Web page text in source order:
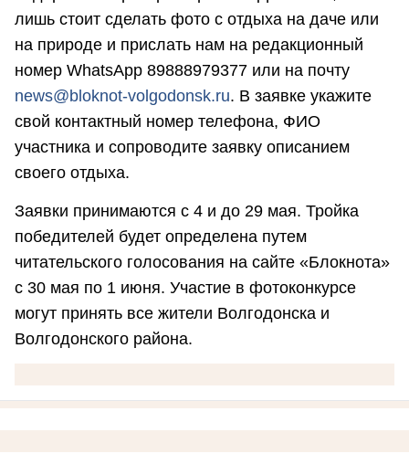
лишь стоит сделать фото с отдыха на даче или
на природе и прислать нам на редакционный
номер WhatsApp 89888979377 или на почту
news@bloknot-volgodonsk.ru. В заявке укажите
свой контактный номер телефона, ФИО
участника и сопроводите заявку описанием
своего отдыха.
Заявки принимаются с 4 и до 29 мая. Тройка
победителей будет определена путем
читательского голосования на сайте «Блокнота»
с 30 мая по 1 июня. Участие в фотоконкурсе
могут принять все жители Волгодонска и
Волгодонского района.